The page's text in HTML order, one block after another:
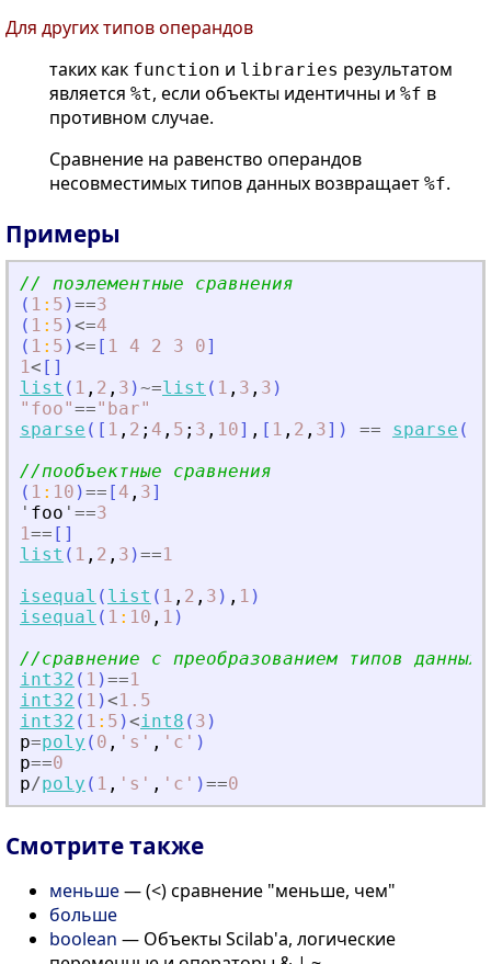
Для других типов операндов
таких как function и libraries результатом
является %t, если объекты идентичны и %f в
противном случае.
Сравнение на равенство операндов
несовместимых типов данных возвращает %f.
Примеры
// поэлементные сравнения
( 1 : 5 )==3
( 1 : 5 )<=4
( 1 : 5 )<= [ 1 4 2 3 0]
1< [ ]
list ( 1 , 2 , 3 )~=list ( 1 , 3 , 3 )
" foo"==" bar"
sparse ( [ 1 , 2 ; 4 , 5 ; 3 , 10] , [ 1 , 2 , 3] ) == sparse (
//пообъектные сравнения
( 1 : 10 )== [ 4 , 3]
' foo ' ==3
1== [ ]
list ( 1 , 2 , 3 )==1
isequal ( list ( 1 , 2 , 3 ) , 1 )
isequal ( 1 : 10 , 1 )
//сравнение с преобразованием типов данных
int32 ( 1 )==1
int32 ( 1 )<1.5
int32 ( 1 : 5 )<int8 ( 3 )
p=poly ( 0 , ' s ' , ' c ' )
p==0
p/poly ( 1 , ' s ' , ' c ' )==0
Смотрите также
меньше— (<) сравнение "меньше, чем"
больше
boolean — Объекты Scilab'а, логические